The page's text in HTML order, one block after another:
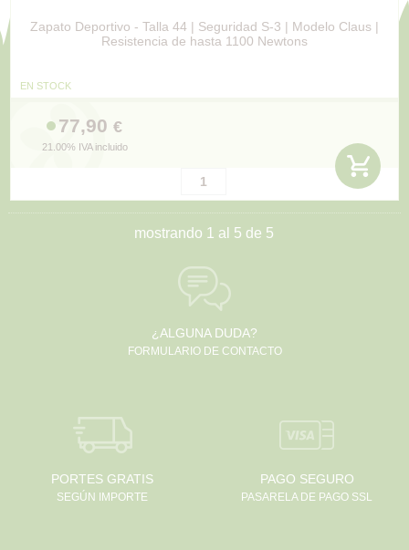
Zapato Deportivo - Talla 44 | Seguridad S-3 | Modelo Claus |
Resistencia de hasta 1100 Newtons
EN STOCK
77,90 €
21.00% IVA incluido
mostrando 1 al 5 de 5
¿ALGUNA DUDA?
FORMULARIO DE CONTACTO
PORTES GRATIS
SEGÚN IMPORTE
PAGO SEGURO
PASARELA DE PAGO SSL